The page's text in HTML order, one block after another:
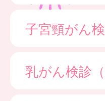
子宮頸がん
乳がん検診